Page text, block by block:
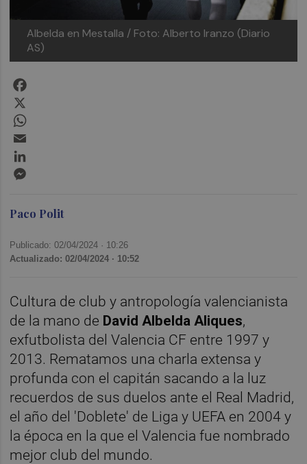
Albelda en Mestalla / Foto: Alberto Iranzo (Diario
AS)
Paco Polit
Publicado: 02/04/2024 · 10:26
Actualizado: 02/04/2024 · 10:52
Cultura de club y antropología valencianista
de la mano de David Albelda Aliques,
exfutbolista del Valencia CF entre 1997 y
2013. Rematamos una charla extensa y
profunda con el capitán sacando a la luz
recuerdos de sus duelos ante el Real Madrid,
el año del 'Doblete' de Liga y UEFA en 2004 y
la época en la que el Valencia fue nombrado
mejor club del mundo.